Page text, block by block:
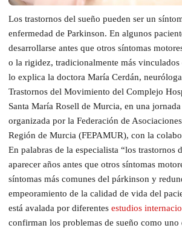
Los trastornos del sueño pueden ser un
enfermedad de Parkinson. En algunos
desarrollarse antes que otros síntomas
o la rigidez, tradicionalmente más
lo explica la doctora María Cerdán,
Trastornos del Movimiento del Complejo
Santa María Rosell de Murcia, en una
organizada por la Federación de
Región de Murcia (FEPAMUR), con la
En palabras de la especialista “los trastornos
aparecer años antes que otros síntomas
síntomas más comunes del párkinson y
empeoramiento de la calidad de vida del
está avalada por diferentes estudios
confirman los problemas de sueño como uno